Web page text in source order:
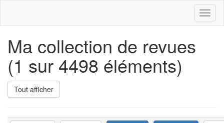
Ma collection de revues
(1 sur 4498 éléments)
Tout afficher